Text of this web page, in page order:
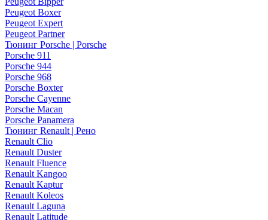
Peugeot Boxer
Peugeot Expert
Peugeot Partner
Тюнинг Porsche | Porsche
Porsche 911
Porsche 944
Porsche 968
Porsche Boxter
Porsche Cayenne
Porsche Macan
Porsche Panamera
Тюнинг Renault | Рено
Renault Clio
Renault Duster
Renault Fluence
Renault Kangoo
Renault Kaptur
Renault Koleos
Renault Laguna
Renault Latitude